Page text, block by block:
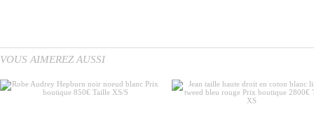
VOUS AIMEREZ AUSSI